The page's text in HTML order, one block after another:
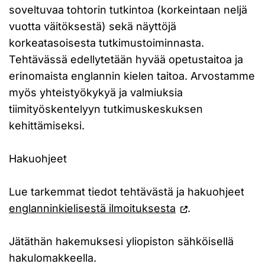
soveltuvaa tohtorin tutkintoa (korkeintaan neljä
vuotta väitöksestä) sekä näyttöjä
korkeatasoisesta tutkimustoiminnasta.
Tehtävässä edellytetään hyvää opetustaitoa ja
erinomaista englannin kielen taitoa. Arvostamme
myös yhteistyökykyä ja valmiuksia
tiimityöskentelyyn tutkimuskeskuksen
kehittämiseksi.
Hakuohjeet
Lue tarkemmat tiedot tehtävästä ja hakuohjeet
englanninkielisestä ilmoituksesta
.
Jätäthän hakemuksesi yliopiston sähköisellä
hakulomakkeella.